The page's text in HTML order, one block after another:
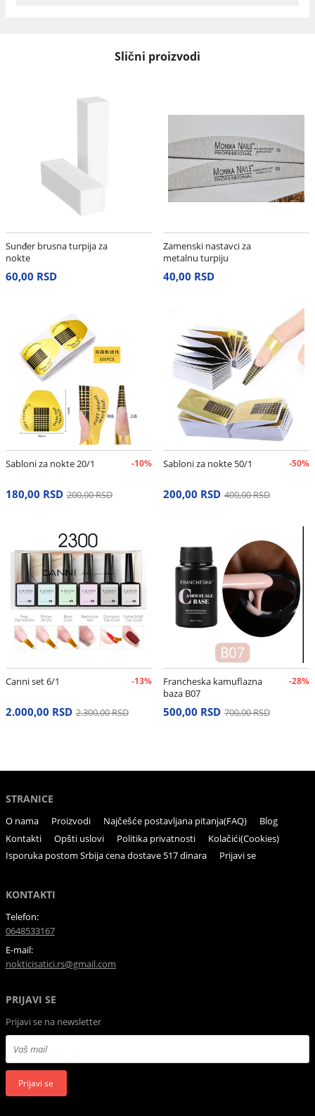
Slični proizvodi
Sunđer brusna turpija za
nokte
60,00 RSD
Zamenski nastavci za
metalnu turpiju
40,00 RSD
Sabloni za nokte 20/1 -10%
180,00 RSD 200,00 RSD
Sabloni za nokte 50/1 -50%
200,00 RSD 400,00 RSD
Canni set 6/1 -13%
2.000,00 RSD 2.300,00 RSD
Francheska kamuflazna
baza B07
-28%
500,00 RSD 700,00 RSD
STRANICE
O nama Proizvodi Najčešće postavljana pitanja(FAQ)
Blog
Kontakti
Opšti uslovi Politika privatnosti
Kolačići(Cookies)
Isporuka postom Srbija cena dostave 517 dinara
Prijavi se
KONTAKTI
Telefon:
0648533167
E-mail:
nokticisatici.rs@gmail.com
PRIJAVI SE
Prijavi se na newsletter
Prijavi se